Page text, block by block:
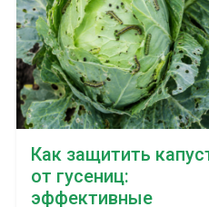
Как защитить
от гусениц:
эффективные